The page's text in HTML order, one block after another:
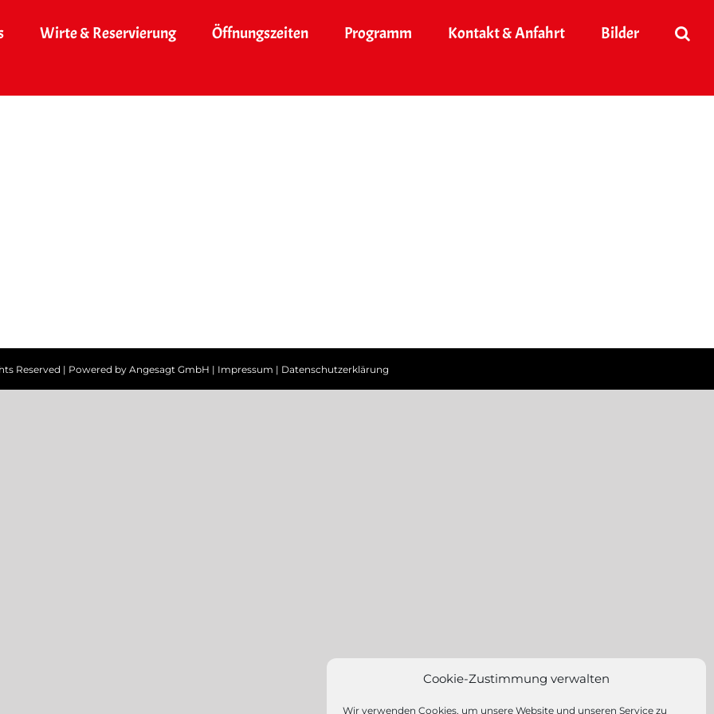
Cookie-Zustimmung verwalten
Wir verwenden Cookies, um unsere Website und unseren Service zu
Wirte & Reservierung Öffnungszeiten Programm Kontakt & Anfahrt Bilder
Reserved | Powered by Angesagt GmbH | Impressum | Datenschutzerklärung